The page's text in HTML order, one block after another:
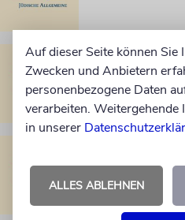
Sensation
Jüdischer
Auf dieser Seite können Sie
Zwecken und Anbietern
personenbezogene Daten
verarbeiten.
in unserer
ALLES ABLEHNEN